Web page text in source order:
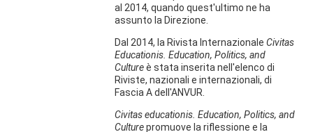
al 2014, quando quest'ultimo ne ha
assunto la Direzione.
Dal 2014, la Rivista InternazionaleCivitas
Educationis. Education, Politics, and
Cultureè stata inserita nell'elenco di
Riviste, nazionali e internazionali, di
Fascia A dell'ANVUR.
Civitas educationis. Education, Politics, and
Culturepromuove la riflessione e la